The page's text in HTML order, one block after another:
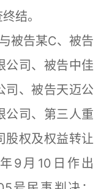
结。
告某C、被告
公司、被告中佳
司、被告天迈公
公司、第三人重
股权及权益转让
9月10日作出